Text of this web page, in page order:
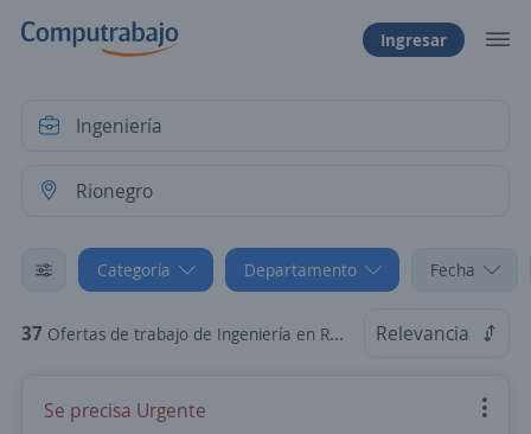
Ingresar
Categoría Departamento Fecha
37 Ofertas de trabajo de Ingeniería en Rionegro, Antioquia Relevancia
Se precisa Urgente